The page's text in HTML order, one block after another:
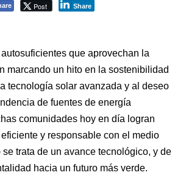
Post Share
que aprovechan la
marcando un hito en la sostenibilidad
tecnología solar avanzada y al deseo
de fuentes de energía
comunidades hoy en día logran
y responsable con el medio
trata de un avance tecnológico, y de
hacia un futuro más verde.